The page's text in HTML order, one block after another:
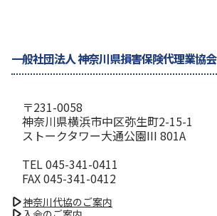
一般社団法人 神奈川県損害保険代理業協会
〒231-0058
神奈川県横浜市中区弥生町2-15-1
ストークタワー大通公園III 801A
TEL 045-341-0411
FAX 045-341-0412
神奈川代協のご案内